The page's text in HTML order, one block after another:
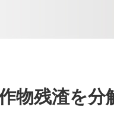
物残渣を分